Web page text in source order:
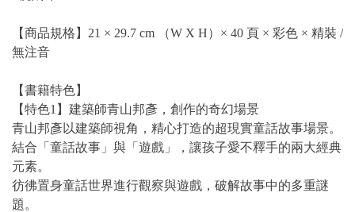
【商品規格】21 × 29.7 cm （W X H）× 40 頁 × 彩色 × 精裝 /
無注音
【書籍特色】
【特色1】建築師青山邦彥，創作的奇幻場景
青山邦彥以建築師視角，精心打造的超現實童話故事場景。
結合「童話故事」與「遊戲」，讓孩子愛不釋手的兩大經典
元素。
彷彿置身童話世界進行觀察與遊戲，破解故事中的多重謎
題。